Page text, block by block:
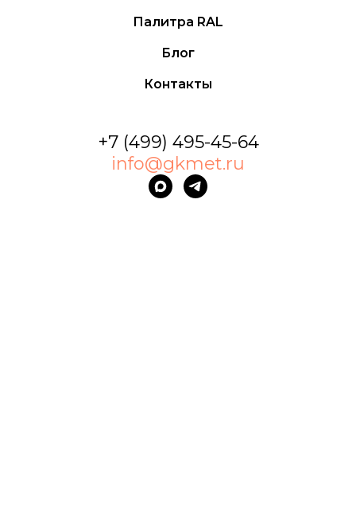
Палитра RAL
Блог
Контакты
+7 (499) 495-45-64
info@gkmet.ru